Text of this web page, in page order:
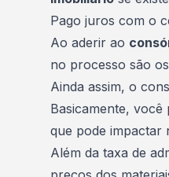
Pago juros com o
Ao aderir ao
no processo são
Ainda assim, o
Basicamente, você
que pode impactar
Além da taxa de